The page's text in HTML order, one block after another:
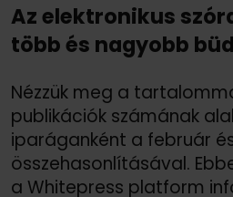
Az elektronikus
több és nagyobb
Nézzük meg a
publikációk számának
iparáganként a február
összehasonlításával.
a Whitepress platform